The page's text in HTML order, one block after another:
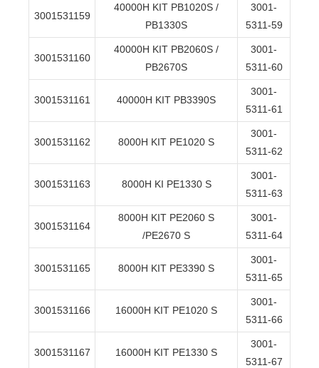
3001531159
40000H KIT PB1020S /
PB1330S
3001-
5311-59
3001531160
40000H KIT PB2060S /
PB2670S
3001-
5311-60
3001531161 40000H KIT PB3390S
3001-
5311-61
3001531162 8000H KIT PE1020 S
3001-
5311-62
3001531163 8000H KI PE1330 S
3001-
5311-63
3001531164
8000H KIT PE2060 S
/PE2670 S
3001-
5311-64
3001531165 8000H KIT PE3390 S
3001-
5311-65
3001531166 16000H KIT PE1020 S
3001-
5311-66
3001531167 16000H KIT PE1330 S
3001-
5311-67